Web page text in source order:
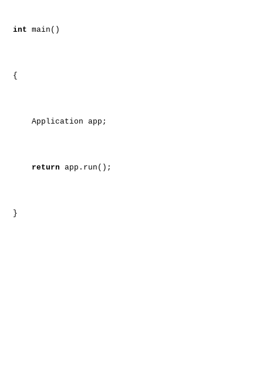
int main()
{
Application app;
return app.run();
}